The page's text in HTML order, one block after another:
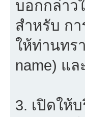
บอกกล่าว
สำหรับ ก
ให้ท่านทร
name) แ
3. เปิดให้